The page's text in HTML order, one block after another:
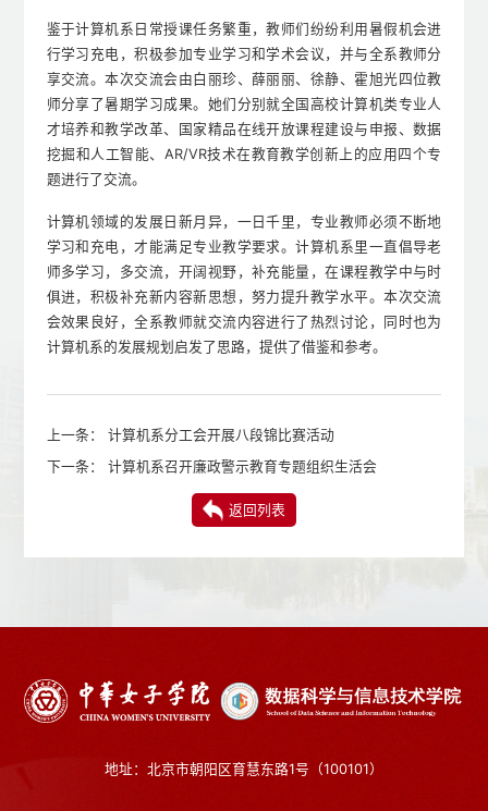
鉴于计算机系日常授课任务繁重，教师们纷纷利用暑假机会进
行学习充电，积极参加专业学习和学术会议，并与全系教师分
享交流。本次交流会由白丽珍、薛丽丽、徐静、霍旭光四位教
师分享了暑期学习成果。她们分别就全国高校计算机类专业人
才培养和教学改革、国家精品在线开放课程建设与申报、数据
挖掘和人工智能、AR/VR技术在教育教学创新上的应用四个专
题进行了交流。
计算机领域的发展日新月异，一日千里，专业教师必须不断地
学习和充电，才能满足专业教学要求。计算机系里一直倡导老
师多学习，多交流，开阔视野，补充能量，在课程教学中与时
俱进，积极补充新内容新思想，努力提升教学水平。本次交流
会效果良好，全系教师就交流内容进行了热烈讨论，同时也为
计算机系的发展规划启发了思路，提供了借鉴和参考。
上一条： 计算机系分工会开展八段锦比赛活动
下一条： 计算机系召开廉政警示教育专题组织生活会
返回列表
地址：北京市朝阳区育慧东路1号（100101）